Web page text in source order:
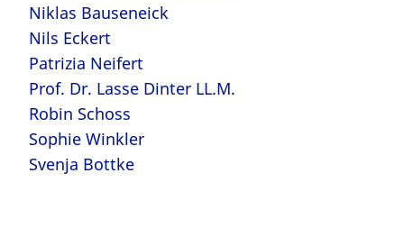
Niklas Bauseneick
Nils Eckert
Patrizia Neifert
Prof. Dr. Lasse Dinter LL.M.
Robin Schoss
Sophie Winkler
Svenja Bottke